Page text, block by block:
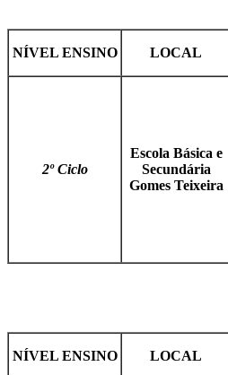
NÍVEL ENSINO LOCAL
2º Ciclo
Escola Básica e
Secundária
Gomes Teixeira
NÍVEL ENSINO LOCAL